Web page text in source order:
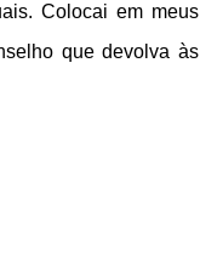
Colocai em meus
que devolvaàs